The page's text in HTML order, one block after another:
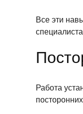
Все эти
Работа